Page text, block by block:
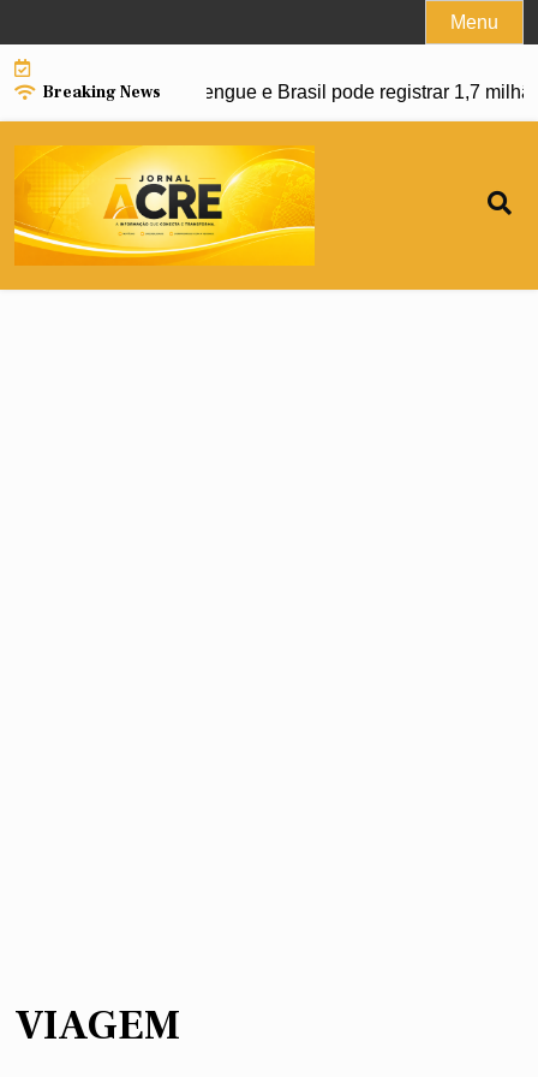
to
content
Menu
Breaking News
avanço da dengue e Brasil pode registrar 1,7
VIAGEM